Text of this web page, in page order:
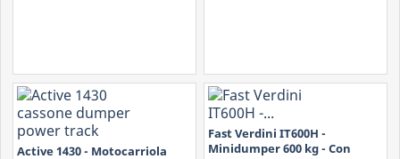
Active 1430 - Motocarriola
Fast Verdini IT600H -
Minidumper 600 kg - Con